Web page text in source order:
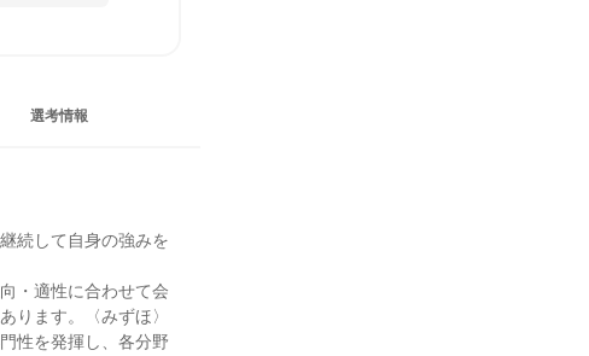
選考情報
続して自身の強みを
・適性に合わせて会
ります。〈みずほ〉
性を発揮し、各分野